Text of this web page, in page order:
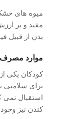
میوه های
مفید و پر
بدن از قبیل
موارد مصرف
کودکان یکی
برای سلامتی
استقبال نمی
کندن نیز